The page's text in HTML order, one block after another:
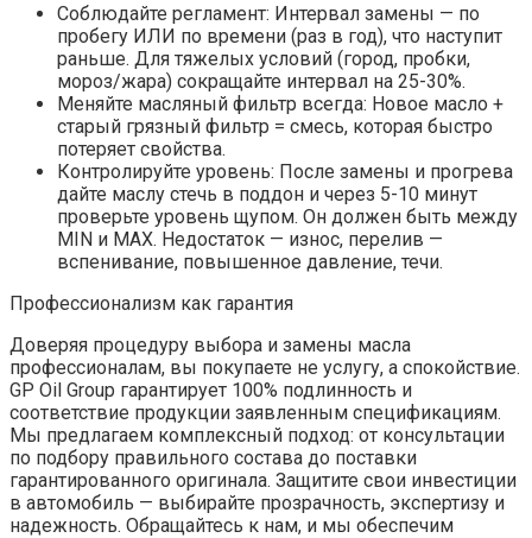
Соблюдайте регламент: Интервал замены — по
пробегу ИЛИ по времени (раз в год), что наступит
раньше. Для тяжелых условий (город, пробки,
мороз/жара) сокращайте интервал на 25-30%.
Меняйте масляный фильтр всегда: Новое масло +
старый грязный фильтр = смесь, которая быстро
потеряет свойства.
Контролируйте уровень: После замены и прогрева
дайте маслу стечь в поддон и через 5-10 минут
проверьте уровень щупом. Он должен быть между
MIN и MAX. Недостаток — износ, перелив —
вспенивание, повышенное давление, течи.
Профессионализм как гарантия
Доверяя процедуру выбора и замены масла
профессионалам, вы покупаете не услугу, а спокойствие.
GP Oil Group гарантирует 100% подлинность и
соответствие продукции заявленным спецификациям.
Мы предлагаем комплексный подход: от консультации
по подбору правильного состава до поставки
гарантированного оригинала. Защитите свои инвестиции
в автомобиль — выбирайте прозрачность, экспертизу и
надежность. Обращайтесь к нам, и мы обеспечим